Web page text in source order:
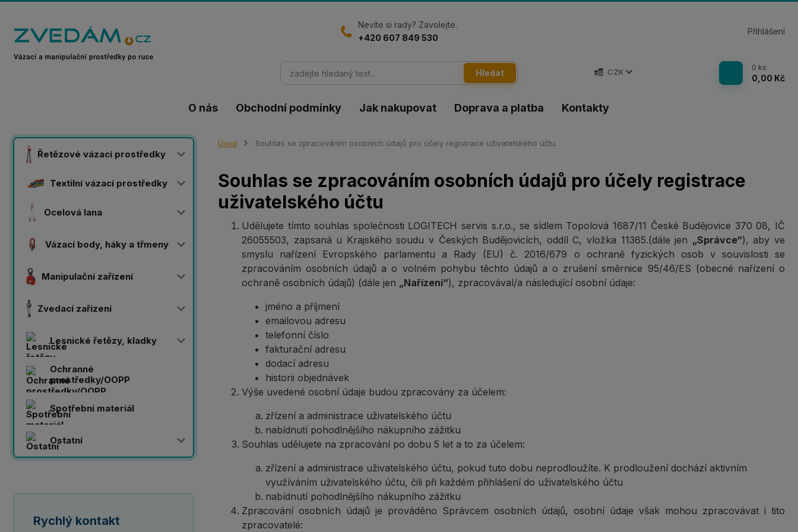
O nás Obchodní podmínky Jak nakupovat Doprava a platba Kontakty
CZK
Přihlášení
Hledat
Nevíte si rady? Zavolejte.
+420 607 849 530
0 ks
0,00 Kč
Řetězové vázací prostředky
Textilní vázací prostředky
Ocelová lana
Vázací body, háky a třmeny
Manipulační zařízení
Zvedací zařízení
Lesnické řetězy, kladky
Ochranné
prostředky/OOPP
Spotřební materiál
Ostatní
Rychlý kontakt
Úvod Souhlas se zpracováním osobních údajů pro účely registrace uživatelského účtu
Souhlas se zpracováním osobních údajů pro účely registrace
uživatelského účtu
Udělujete tímto souhlas společnosti LOGITECH servis s.r.o., se sídlem Topolová 1687/11 České Budějovice 370 08, IČ
26055503, zapsaná u Krajského soudu v Českých Budějovicích, oddíl C, vložka 11365.(dále jen „Správce“), aby ve
smyslu nařízení Evropského parlamentu a Rady (EU) č. 2016/679 o ochraně fyzických osob v souvislosti se
zpracováním osobních údajů a o volném pohybu těchto údajů a o zrušení směrnice 95/46/ES (obecné nařízení o
ochraně osobních údajů) (dále jen „Nařízení“), zpracovával/a následující osobní údaje:
jméno a příjmení
emailovou adresu
telefonní číslo
fakturační adresu
dodací adresu
historii objednávek
Výše uvedené osobní údaje budou zpracovány za účelem:
zřízení a administrace uživatelského účtu
nabídnutí pohodlnějšího nákupního zážitku
Souhlas udělujete na zpracování po dobu 5 let a to za účelem:
zřízení a administrace uživatelského účtu, pokud tuto dobu neprodloužíte. K prodloužení dochází aktivním
využíváním uživatelského účtu, čili při každém přihlášení do uživatelského účtu
nabídnutí pohodlnějšího nákupního zážitku
Zpracování osobních údajů je prováděno Správcem osobních údajů, osobní údaje však mohou zpracovávat i tito
zpracovatelé: